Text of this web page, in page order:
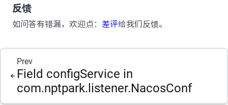
反馈
如问答有错漏，欢迎点： 差评给我们反馈。
Prev
Field configService in
com.nptpark.listener.NacosConf